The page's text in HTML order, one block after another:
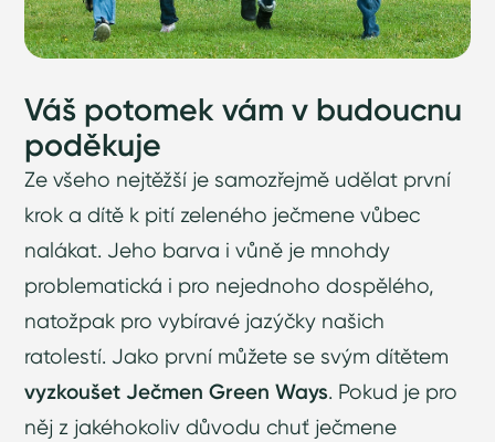
Váš potomek vám v budoucnu
poděkuje
Ze všeho nejtěžší je samozřejmě udělat první
krok a dítě k pití zeleného ječmene vůbec
nalákat. Jeho barva i vůně je mnohdy
problematická i pro nejednoho dospělého,
natožpak pro vybíravé jazýčky našich
ratolestí. Jako první můžete se svým dítětem
vyzkoušet Ječmen Green Ways. Pokud je pro
něj z jakéhokoliv důvodu chuť ječmene